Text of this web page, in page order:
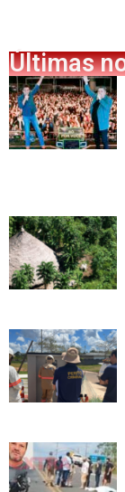
Últimas